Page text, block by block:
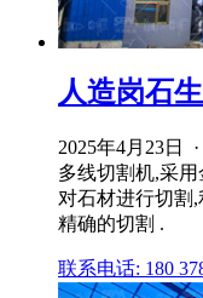
人造岗石
2025年4月23日
多线切割机,采
对石材进行切割,
精确的切割 .
联系电话: 180